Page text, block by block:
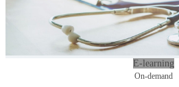
E-learning
On-demand